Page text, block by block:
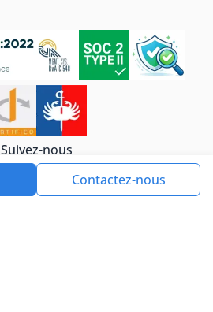
Contactez-nous
Suivez-nous